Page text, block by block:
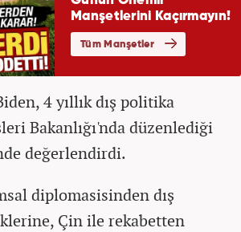
4 yıllık dış politika
Bakanlığı'nda düzenlediği
değerlendirdi.
diplomasisinden dış
Çin ile rekabetten